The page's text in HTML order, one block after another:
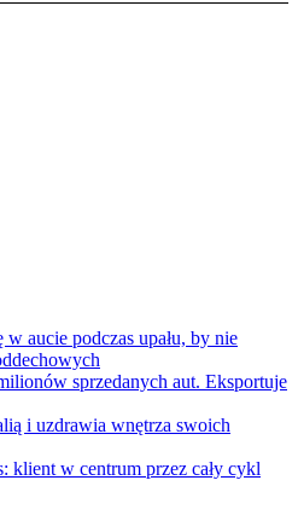
aucie podczas upału, by nie
sprzedanych aut. Eksportuje
i uzdrawia wnętrza swoich
klient w centrum przez cały cykl